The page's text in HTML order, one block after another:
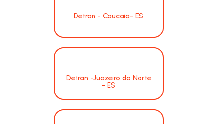
Detran - Caucaia- ES
Detran -Juazeiro do Norte
- ES